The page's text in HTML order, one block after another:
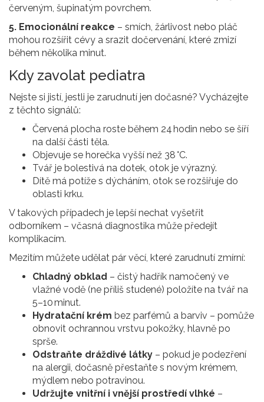
červeným, šupinatým povrchem.
5. Emocionální reakce – smích, žárlivost nebo pláč
mohou rozšířit cévy a srazit dočervenání, které zmizí
během několika minut.
Kdy zavolat pediatra
Nejste si jistí, jestli je zarudnutí jen dočasné? Vycházejte
z těchto signálů:
Červená plocha roste během 24 hodin nebo se šíří
na další části těla.
Objevuje se horečka vyšší než 38 °C.
Tvář je bolestivá na dotek, otok je výrazný.
Dítě má potíže s dýcháním, otok se rozšiřuje do
oblasti krku.
V takových případech je lepší nechat vyšetřit
odborníkem – včasná diagnostika může předejít
komplikacím.
Mezitím můžete udělat pár věcí, které zarudnutí zmírní:
Chladný obklad – čistý hadřík namočený ve
vlažné vodě (ne příliš studené) položíte na tvář na
5–10 minut.
Hydratační krém bez parfémů a barviv – pomůže
obnovit ochrannou vrstvu pokožky, hlavně po
sprše.
Odstraňte dráždivé látky – pokud je podezření
na alergii, dočasně přestaňte s novým krémem,
mýdlem nebo potravinou.
Udržujte vnitřní i vnější prostředí vlhké –